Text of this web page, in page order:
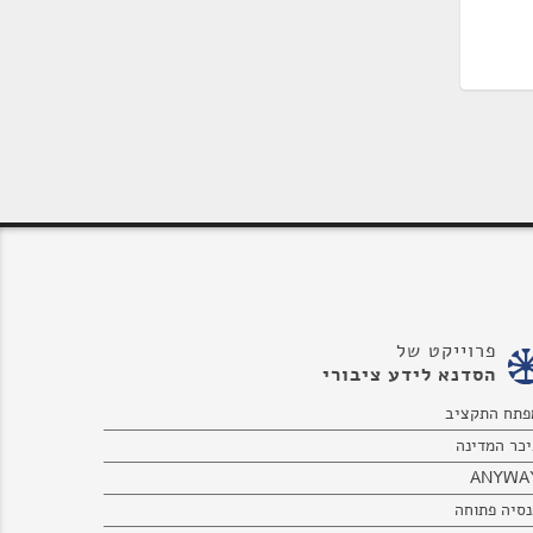
פרוייקט של
הסדנא לידע ציבורי
התקציב
המדינה
פתוחה